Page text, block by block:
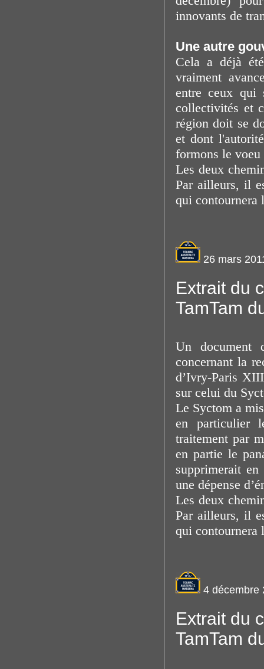
innovants de
Une autre
Cela a déjà
vraiment
entre ceux qui
collectivités et
région doit se
et dont
formons le
Les deux
Par ailleurs, il
qui contournera
26 mars
Extrait du
TamTam
Un document
concernant la
d’Ivry-Paris
sur celui du
Le Syctom a
en particulier
traitement par
en partie le
supprimerait
une dépense
Les deux
Par ailleurs, il
qui contournera
4 décembre
Extrait du
TamTam